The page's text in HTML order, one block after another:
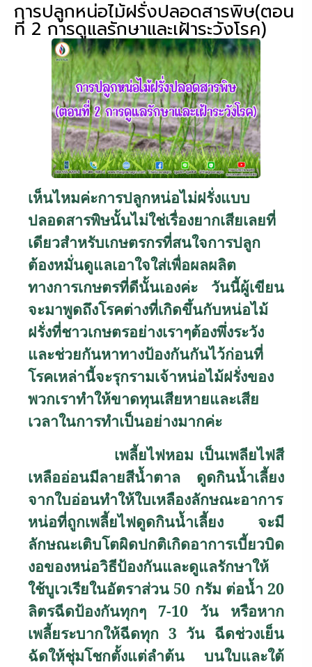
การปลูกหน่อไม้ฝรั่งปลอดสารพิษ(ตอน
ที่ 2 การดูแลรักษาและเฝ้าระวังโรค)
เห็นไหมค่ะการปลูกหน่อไม่ฝรั่งแบบ
ปลอดสารพิษนั้นไม่ใช่เรื่องยากเสียเลยที่
เดียวสำหรับเกษตรกรที่สนใจการปลูก
ต้องหมั่นดูแลเอาใจใส่เพื่อผลผลิต
ทางการเกษตรที่ดีนั้นเองค่ะ วันนี้ผู้เขียน
จะมาพูดถึงโรคต่างที่เกิดขึ้นกับหน่อไม้
ฝรั่งที่ชาวเกษตรอย่างเราๆต้องพึ่งระวัง
และช่วยกันหาทางป้องกันกันไว้ก่อนที่
โรคเหล่านี้จะรุกรามเจ้าหน่อไม้ฝรั่งของ
พวกเราทำให้ขาดทุนเสียหายและเสีย
เวลาในการทำเป็นอย่างมากค่ะ
เพลี้ยไฟหอม เป็นเพลียไฟสี
เหลืออ่อนมีลายสีน้ำตาล ดูดกินน้ำเลี้ยง
จากใบอ่อนทำให้ใบเหลืองลักษณะอาการ
หน่อที่ถูกเพลี้ยไฟดูดกินน้ำเลี้ยง จะมี
ลักษณะเติบโตผิดปกติเกิดอาการเบี้ยวบิด
งอของหน่อวิธีป้องกันและดูแลรักษาให้
ใช้บูเวเรียในอัตราส่วน 50 กรัม ต่อน้ำ 20
ลิตรฉีดป้องกันทุกๆ 7-10 วัน หรือหาก
เพลี้ยระบากให้ฉีดทุก 3 วัน ฉีดช่วงเย็น
ฉัดให้ชุ่มโชกตั้งแต่ลำต้น บนใบและใต้